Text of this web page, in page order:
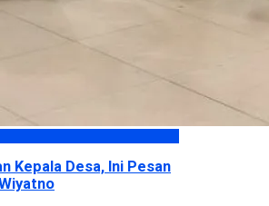
Kepala Desa, Ini Pesan